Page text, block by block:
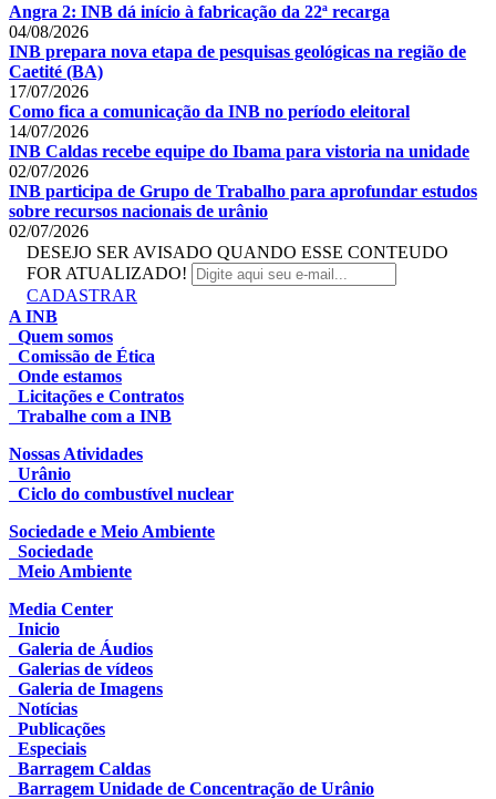
Angra 2: INB dá início à fabricação da 22ª recarga
04/08/2026
INB prepara nova etapa de pesquisas geológicas na região de
Caetité (BA)
17/07/2026
Como fica a comunicação da INB no período eleitoral
14/07/2026
INB Caldas recebe equipe do Ibama para vistoria na unidade
02/07/2026
INB participa de Grupo de Trabalho para aprofundar estudos
sobre recursos nacionais de urânio
02/07/2026
DESEJO SER AVISADO QUANDO ESSE CONTEUDO
FOR ATUALIZADO!
CADASTRAR
A INB
Quem somos
Comissão de Ética
Onde estamos
Licitações e Contratos
Trabalhe com a INB
Nossas Atividades
Urânio
Ciclo do combustível nuclear
Sociedade e Meio Ambiente
Sociedade
Meio Ambiente
Media Center
Inicio
Galeria de Áudios
Galerias de vídeos
Galeria de Imagens
Notícias
Publicações
Especiais
Barragem Caldas
Barragem Unidade de Concentração de Urânio